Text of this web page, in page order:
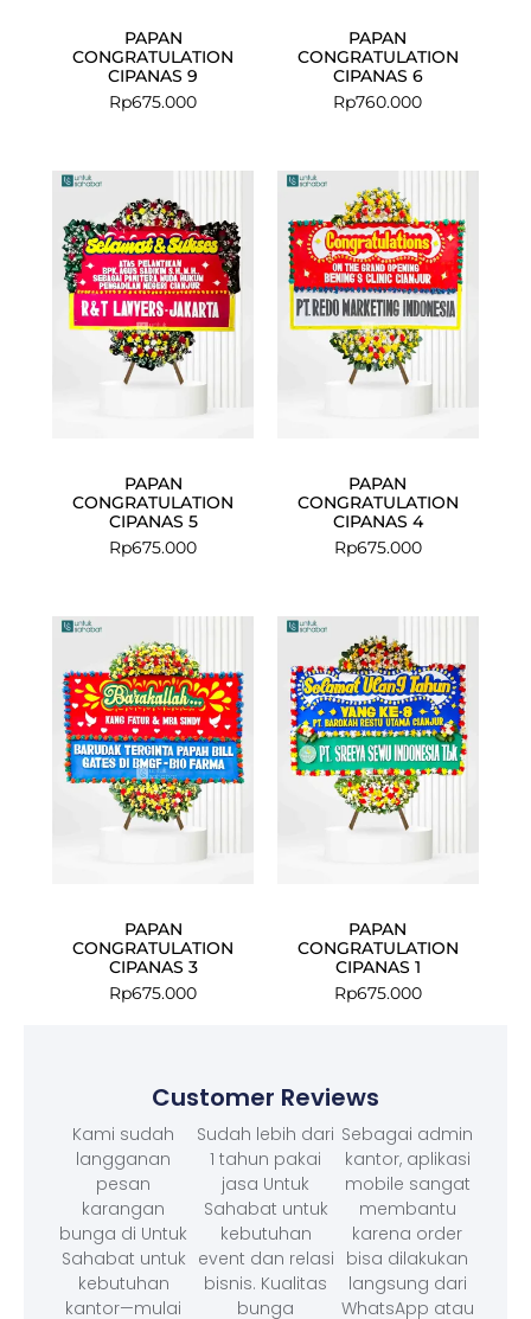
PAPAN
CONGRATULATION
CIPANAS 9
Rp675.000
PAPAN
CONGRATULATION
CIPANAS 6
Rp760.000
PAPAN
CONGRATULATION
CIPANAS 5
Rp675.000
PAPAN
CONGRATULATION
CIPANAS 4
Rp675.000
PAPAN
CONGRATULATION
CIPANAS 3
Rp675.000
PAPAN
CONGRATULATION
CIPANAS 1
Rp675.000
Customer Reviews
Kami sudah
langganan
pesan
karangan
bunga di Untuk
Sahabat untuk
kebutuhan
kantor—mulai
Sudah lebih dari
1 tahun pakai
jasa Untuk
Sahabat untuk
kebutuhan
event dan relasi
bisnis. Kualitas
bunga
Sebagai admin
kantor, aplikasi
mobile sangat
membantu
karena order
bisa dilakukan
langsung dari
WhatsApp atau